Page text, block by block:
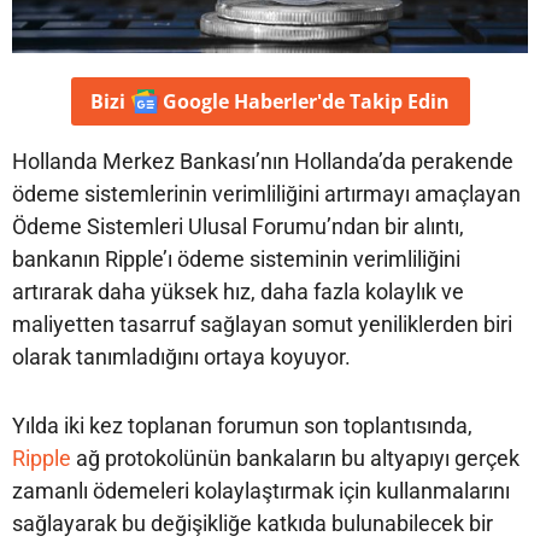
Bizi Google Haberler'deTakip Edin
Hollanda Merkez Bankası’nın Hollanda’da perakende
ödeme sistemlerinin verimliliğini artırmayı amaçlayan
Ödeme Sistemleri Ulusal Forumu’ndan bir alıntı,
bankanın Ripple’ı ödeme sisteminin verimliliğini
artırarak daha yüksek hız, daha fazla kolaylık ve
maliyetten tasarruf sağlayan somut yeniliklerden biri
olarak tanımladığını ortaya koyuyor.
Yılda iki kez toplanan forumun son toplantısında,
Ripple ağ protokolünün bankaların bu altyapıyı gerçek
zamanlı ödemeleri kolaylaştırmak için kullanmalarını
sağlayarak bu değişikliğe katkıda bulunabilecek bir